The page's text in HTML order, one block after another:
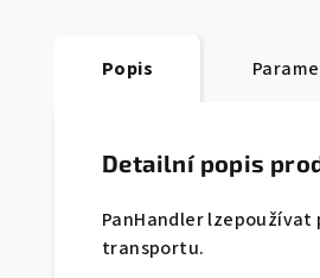
Popis
Detailní popis
PanHandler lzepoužívat
transportu.